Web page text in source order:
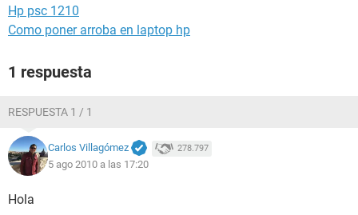
Hp psc 1210
Como poner arroba en laptop hp
1 respuesta
RESPUESTA 1 / 1
Carlos Villagómez 278.797
5 ago 2010 a las 17:20
Hola